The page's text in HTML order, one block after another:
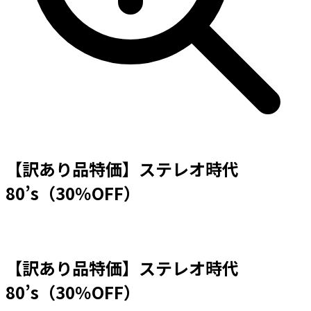
【訳あり品特価】ステレオ時代
80’s（30％OFF）
【訳あり品特価】ステレオ時代
80’s（30％OFF）